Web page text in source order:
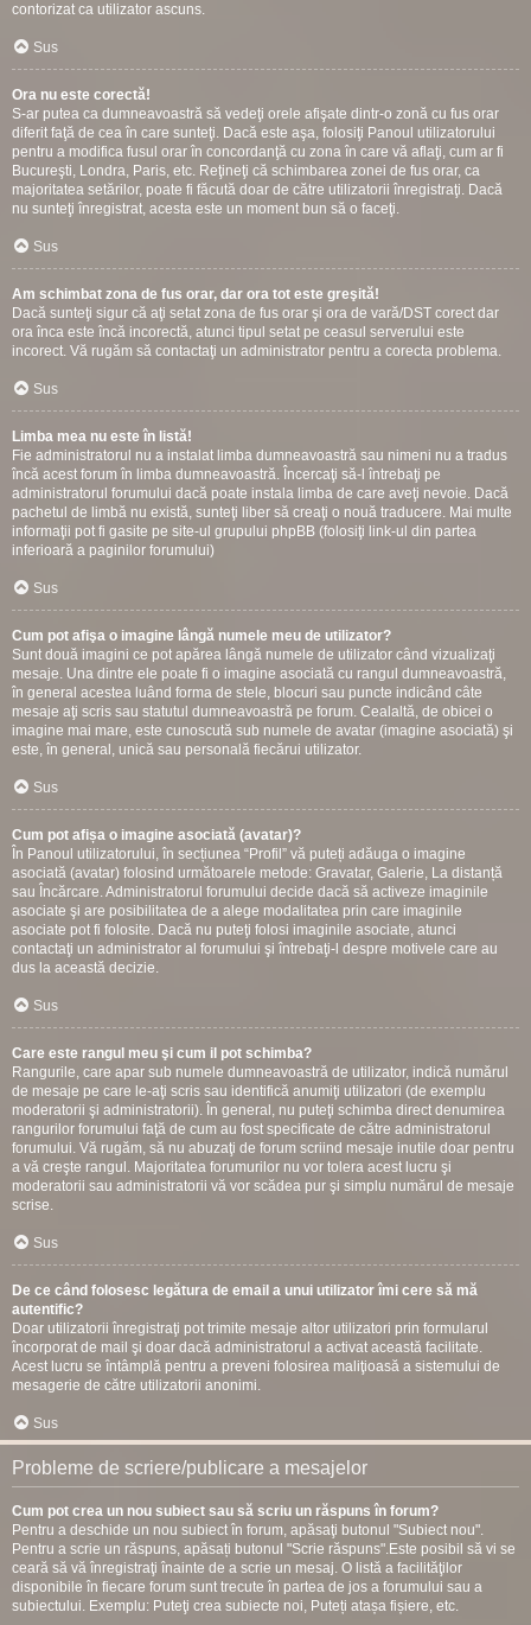
contorizat ca utilizator ascuns.
Sus
Ora nu este corectă!
S-ar putea ca dumneavoastră să vedeţi orele afişate dintr-o zonă cu fus orar
diferit faţă de cea în care sunteţi. Dacă este aşa, folosiţi Panoul utilizatorului
pentru a modifica fusul orar în concordanţă cu zona în care vă aflaţi, cum ar fi
Bucureşti, Londra, Paris, etc. Reţineţi că schimbarea zonei de fus orar, ca
majoritatea setărilor, poate fi făcută doar de către utilizatorii înregistraţi. Dacă
nu sunteţi înregistrat, acesta este un moment bun să o faceţi.
Sus
Am schimbat zona de fus orar, dar ora tot este greşită!
Dacă sunteţi sigur că aţi setat zona de fus orar şi ora de vară/DST corect dar
ora înca este încă incorectă, atunci tipul setat pe ceasul serverului este
incorect. Vă rugăm să contactaţi un administrator pentru a corecta problema.
Sus
Limba mea nu este în listă!
Fie administratorul nu a instalat limba dumneavoastră sau nimeni nu a tradus
încă acest forum în limba dumneavoastră. Încercaţi să-l întrebaţi pe
administratorul forumului dacă poate instala limba de care aveţi nevoie. Dacă
pachetul de limbă nu există, sunteţi liber să creaţi o nouă traducere. Mai multe
informaţii pot fi gasite pe site-ul grupului phpBB (folosiţi link-ul din partea
inferioară a paginilor forumului)
Sus
Cum pot afişa o imagine lângă numele meu de utilizator?
Sunt două imagini ce pot apărea lângă numele de utilizator când vizualizaţi
mesaje. Una dintre ele poate fi o imagine asociată cu rangul dumneavoastră,
în general acestea luând forma de stele, blocuri sau puncte indicând câte
mesaje aţi scris sau statutul dumneavoastră pe forum. Cealaltă, de obicei o
imagine mai mare, este cunoscută sub numele de avatar (imagine asociată) şi
este, în general, unică sau personală fiecărui utilizator.
Sus
Cum pot afișa o imagine asociată (avatar)?
În Panoul utilizatorului, în secțiunea “Profil” vă puteți adăuga o imagine
asociată (avatar) folosind următoarele metode: Gravatar, Galerie, La distanță
sau Încărcare. Administratorul forumului decide dacă să activeze imaginile
asociate şi are posibilitatea de a alege modalitatea prin care imaginile
asociate pot fi folosite. Dacă nu puteţi folosi imaginile asociate, atunci
contactaţi un administrator al forumului şi întrebaţi-l despre motivele care au
dus la această decizie.
Sus
Care este rangul meu şi cum il pot schimba?
Rangurile, care apar sub numele dumneavoastră de utilizator, indică numărul
de mesaje pe care le-aţi scris sau identifică anumiţi utilizatori (de exemplu
moderatorii şi administratorii). În general, nu puteţi schimba direct denumirea
rangurilor forumului faţă de cum au fost specificate de către administratorul
forumului. Vă rugăm, să nu abuzaţi de forum scriind mesaje inutile doar pentru
a vă creşte rangul. Majoritatea forumurilor nu vor tolera acest lucru şi
moderatorii sau administratorii vă vor scădea pur şi simplu numărul de mesaje
scrise.
Sus
De ce când folosesc legătura de email a unui utilizator îmi cere să mă
autentific?
Doar utilizatorii înregistraţi pot trimite mesaje altor utilizatori prin formularul
încorporat de mail şi doar dacă administratorul a activat această facilitate.
Acest lucru se întâmplă pentru a preveni folosirea maliţioasă a sistemului de
mesagerie de către utilizatorii anonimi.
Sus
Probleme de scriere/publicare a mesajelor
Cum pot crea un nou subiect sau să scriu un răspuns în forum?
Pentru a deschide un nou subiect în forum, apăsaţi butonul "Subiect nou".
Pentru a scrie un răspuns, apăsați butonul "Scrie răspuns".Este posibil să vi se
ceară să vă înregistraţi înainte de a scrie un mesaj. O listă a facilităţilor
disponibile în fiecare forum sunt trecute în partea de jos a forumului sau a
subiectului. Exemplu: Puteţi crea subiecte noi, Puteți atașa fișiere, etc.